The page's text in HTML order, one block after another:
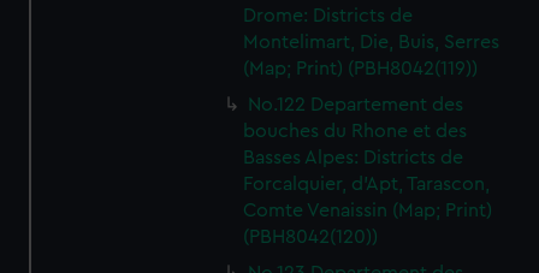
Drome: Districts de
Montelimart, Die, Buis, Serres
(Map; Print) (PBH8042(119))
No.122 Departement des
bouches du Rhone et des
Basses Alpes: Districts de
Forcalquier, d'Apt, Tarascon,
Comte Venaissin (Map; Print)
(PBH8042(120))